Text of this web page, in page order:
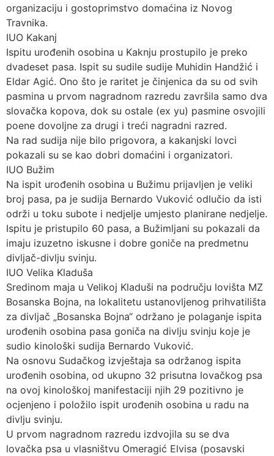
organizaciju i gostoprimstvo domaćina iz Novog
Travnika.
IUO Kakanj
Ispitu urođenih osobina u Kaknju prostupilo je preko
dvadeset pasa. Ispit su sudile sudije Muhidin Handžić i
Eldar Agić. Ono što je raritet je činjenica da su od svih
pasmina u prvom nagradnom razredu završila samo dva
slovačka kopova, dok su ostale (ex yu) pasmine osvojili
poene dovoljne za drugi i treći nagradni razred.
Na rad sudija nije bilo prigovora, a kakanjski lovci
pokazali su se kao dobri domaćini i organizatori.
IUO Bužim
Na ispit urođenih osobina u Bužimu prijavljen je veliki
broj pasa, pa je sudija Bernardo Vuković odlučio da isti
održi u toku subote i nedjelje umjesto planirane nedjelje.
Ispitu je pristupilo 60 pasa, a Bužimljani su pokazali da
imaju izuzetno iskusne i dobre goniče na predmetnu
divljač-divlju svinju.
IUO Velika Kladuša
Sredinom maja u Velikoj Kladuši na području lovišta MZ
Bosanska Bojna, na lokalitetu ustanovljenog prihvatilišta
za divljač „Bosanska Bojna“ održano je polaganje ispita
urođenih osobina pasa goniča na divlju svinju koje je
sudio kinološki sudija Bernardo Vuković.
Na osnovu Sudačkog izvještaja sa održanog ispita
urođenih osobina, od ukupno 32 prisutna lovačkog psa
na ovoj kinološkoj manifestaciji njih 29 pozitivno je
ocjenjeno i položilo ispit urođenih osobina u radu na
divlju svinju.
U prvom nagradnom razredu izdvojila su se dva
lovačka psa u vlasništvu Omeragić Elvisa (posavski